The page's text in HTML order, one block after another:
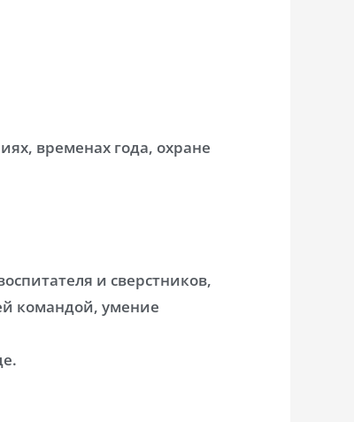
временах года, охране
и сверстников,
командой, умение